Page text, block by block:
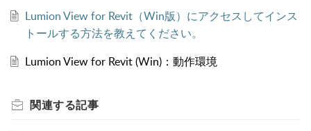
Lumion View for Revit（Win版）にアクセスしてインス
トールする方法を教えてください。
Lumion View for Revit (Win)：動作環境
関連する記事